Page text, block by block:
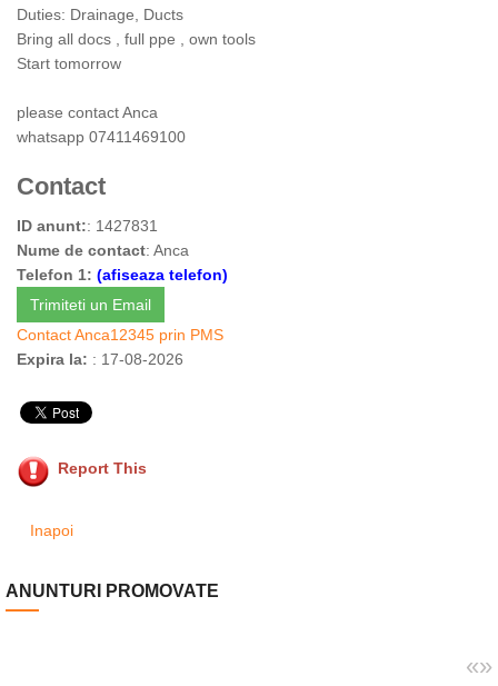
Duties: Drainage, Ducts
Bring all docs , full ppe , own tools
Start tomorrow
please contact Anca
whatsapp 07411469100
Contact
ID anunt:: 1427831
Nume de contact: Anca
Telefon 1: (afiseaza telefon)
Trimiteti un Email
Contact Anca12345 prin PMS
Expira la: : 17-08-2026
Report This
Inapoi
ANUNTURI PROMOVATE
«»